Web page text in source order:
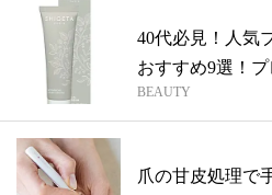
40代必見！人気
おすすめ9選！
を...
BEAUTY
爪の甘皮処理で